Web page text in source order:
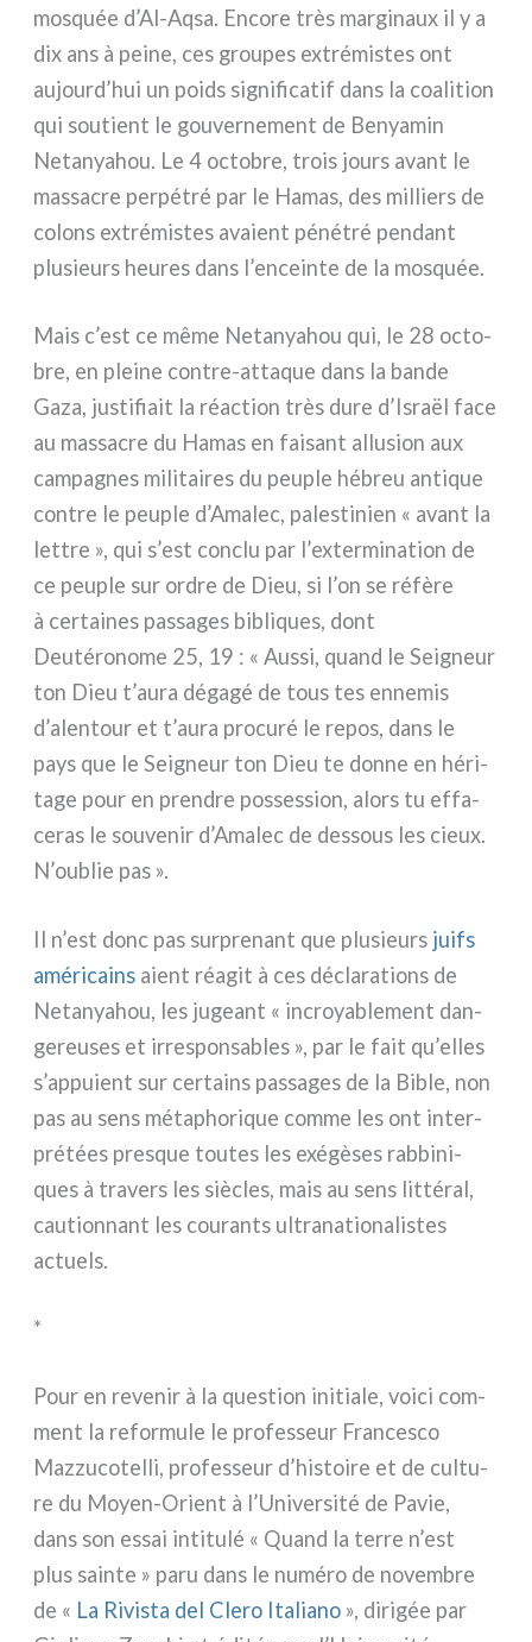
mosquée d’Al-Aqsa. Encore très mar­gi­naux il y a
dix ans à pei­ne, ces grou­pes extré­mi­stes ont
aujourd’hui un poids signi­fi­ca­tif dans la coa­li­tion
qui sou­tient le gou­ver­ne­ment de Benyamin
Netanyahou. Le 4 octo­bre, trois jours avant le
mas­sa­cre per­pé­tré par le Hamas, des mil­liers de
colons extré­mi­stes ava­ient péné­tré pen­dant
plu­sieurs heu­res dans l’enceinte de la mosquée.
Mais c’est ce même Netanyahou qui, le 28 octo­
bre, en plei­ne contre-attaque dans la ban­de
Gaza, justi­fiait la réac­tion très dure d’Israël face
au mas­sa­cre du Hamas en fai­sant allu­sion aux
cam­pa­gnes mili­tai­res du peu­ple hébreu anti­que
con­tre le peu­ple d’Amalec, pale­sti­nien « avant la
let­tre », qui s’est con­clu par l’extermination de
ce peu­ple sur ordre de Dieu, si l’on se réfè­re
à cer­tai­nes pas­sa­ges bibli­ques, dont
Deutéronome 25, 19 : « Aussi, quand le Seigneur
ton Dieu t’aura déga­gé de tous tes enne­mis
d’alentour et t’aura pro­cu­ré le repos, dans le
pays que le Seigneur ton Dieu te don­ne en héri­
ta­ge pour en pren­dre pos­ses­sion, alors tu effa­
ce­ras le sou­ve­nir d’Amalec de des­sous les cieux.
N’oublie pas ».
Il n’est donc pas sur­pre­nant que plu­sieurs juifs
amé­ri­cains aient réa­git à ces décla­ra­tions de
Netanyahou, les jugeant « incroya­ble­ment dan­
ge­reu­ses et irre­spon­sa­bles », par le fait qu’elles
s’appuient sur cer­tains pas­sa­ges de la Bible, non
pas au sens méta­pho­ri­que com­me les ont inter­
pré­tées pre­sque tou­tes les exé­gè­ses rab­bi­ni­
ques à tra­vers les siè­cles, mais au sens lit­té­ral,
cau­tion­nant les cou­ran­ts ultra­na­tio­na­li­stes
actuels.
*
Pour en reve­nir à la que­stion ini­tia­le, voi­ci com­
ment la refor­mu­le le pro­fes­seur Francesco
Mazzucotelli, pro­fes­seur d’histoire et de cul­tu­
re du Moyen-Orient à l’Université de Pavie,
dans son essai inti­tu­lé « Quand la ter­re n’est
plus sain­te » paru dans le numé­ro de novem­bre
de « La Rivista del Clero Italiano », diri­gée par